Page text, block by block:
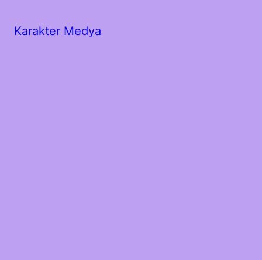
Karakter Medya